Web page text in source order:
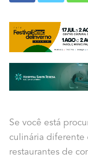
Se você está
culinária diferente
restaurantes de